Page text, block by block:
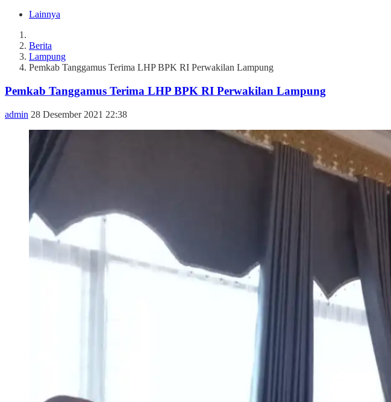
Lainnya
Berita
Lampung
Pemkab Tanggamus Terima LHP BPK RI Perwakilan Lampung
Pemkab Tanggamus Terima LHP BPK RI Perwakilan Lampung
admin 28 Desember 2021 22:38